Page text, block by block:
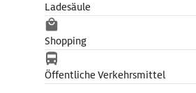
Ladesäule
Shopping
Öffentliche Verkehrsmittel